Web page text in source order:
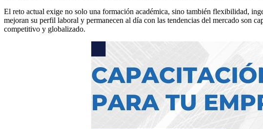
El reto actual exige no solo una formación académica, sino también flexibilidad,
mejoran su perfil laboral y permanecen al día con las tendencias del mercado son
competitivo y globalizado.